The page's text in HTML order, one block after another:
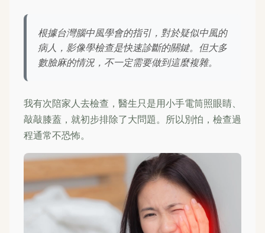
根據台灣腦中風學會的指引，對於疑似中風的
病人，影像學檢查是快速診斷的關鍵。但大多
數臉麻的情況，不一定需要做到這麼複雜。
我有次陪家人去檢查，醫生只是用小手電筒照眼睛、
敲敲膝蓋，就初步排除了大問題。所以別怕，檢查過
程通常不恐怖。